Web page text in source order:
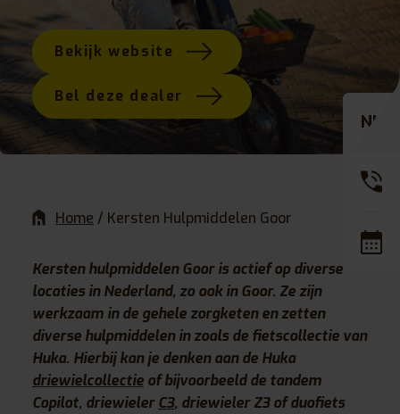
Bekijk website
Bel deze dealer
Home / Kersten Hulpmiddelen Goor
Kersten hulpmiddelen Goor is actief op diverse
locaties in Nederland, zo ook in Goor. Ze zijn
werkzaam in de gehele zorgketen en zetten
diverse hulpmiddelen in zoals de fietscollectie van
Huka. Hierbij kan je denken aan de Huka
driewielcollectie of bijvoorbeeld de tandem
Copilot, driewielerC3, driewieler Z3 of duofiets
NL